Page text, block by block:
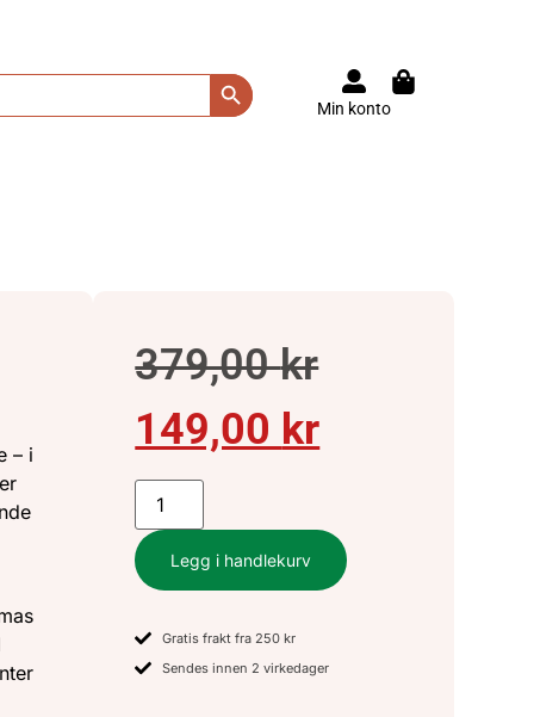
Search Button
Min konto
– i
379,00kr
149,00 kr
Legg i handlekurv
Gratis frakt fra 250 kr
Sendes innen 2 virkedager